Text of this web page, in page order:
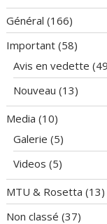
Général (166)
Important (58)
Avis en vedette
Nouveau (13)
Media (10)
Galerie (5)
Videos (5)
MTU & Rosetta (13)
Non classé (37)